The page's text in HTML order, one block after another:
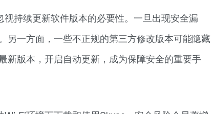
持续更新软件版本的必要性。一旦出现安全漏
另一方面，一些不正规的第三方修改版本可能隐藏
新版本，开启自动更新，成为保障安全的重要手